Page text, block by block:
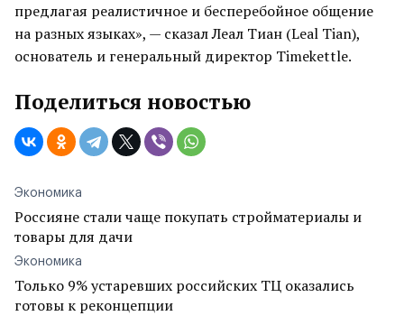
предлагая реалистичное и бесперебойное общение
на разных языках», — сказал Леал Тиан (Leal Tian),
основатель и генеральный директор Timekettle.
Поделиться новостью
Экономика
Россияне стали чаще покупать стройматериалы и
товары для дачи
Экономика
Только 9% устаревших российских ТЦ оказались
готовы к реконцепции